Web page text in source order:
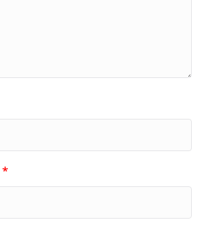
*